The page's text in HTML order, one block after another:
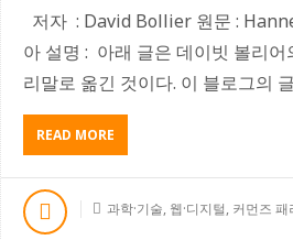
넌
구
축
저자 : David Bollier 원문 :
아 설명 : 아래 글은 데이빗 볼리
리말로 옮긴 것이다. 이 블로그의
READ MORE
B
O
T
과학·기술, 웹·디지털, 커먼즈 패